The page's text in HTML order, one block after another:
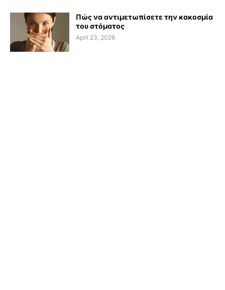
Πώς να αντιμετωπίσετε την κακοσμία
του στόματος
April 23, 2026